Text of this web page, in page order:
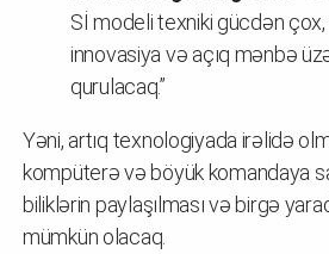
Sİ modeli texniki gücdən çox,
innovasiya və açıq mənbə
qurulacaq.”
Yəni, artıq texnologiyada irəlidə
kompüterə və böyük komandaya
biliklərin paylaşılması və birgə
mümkün olacaq.